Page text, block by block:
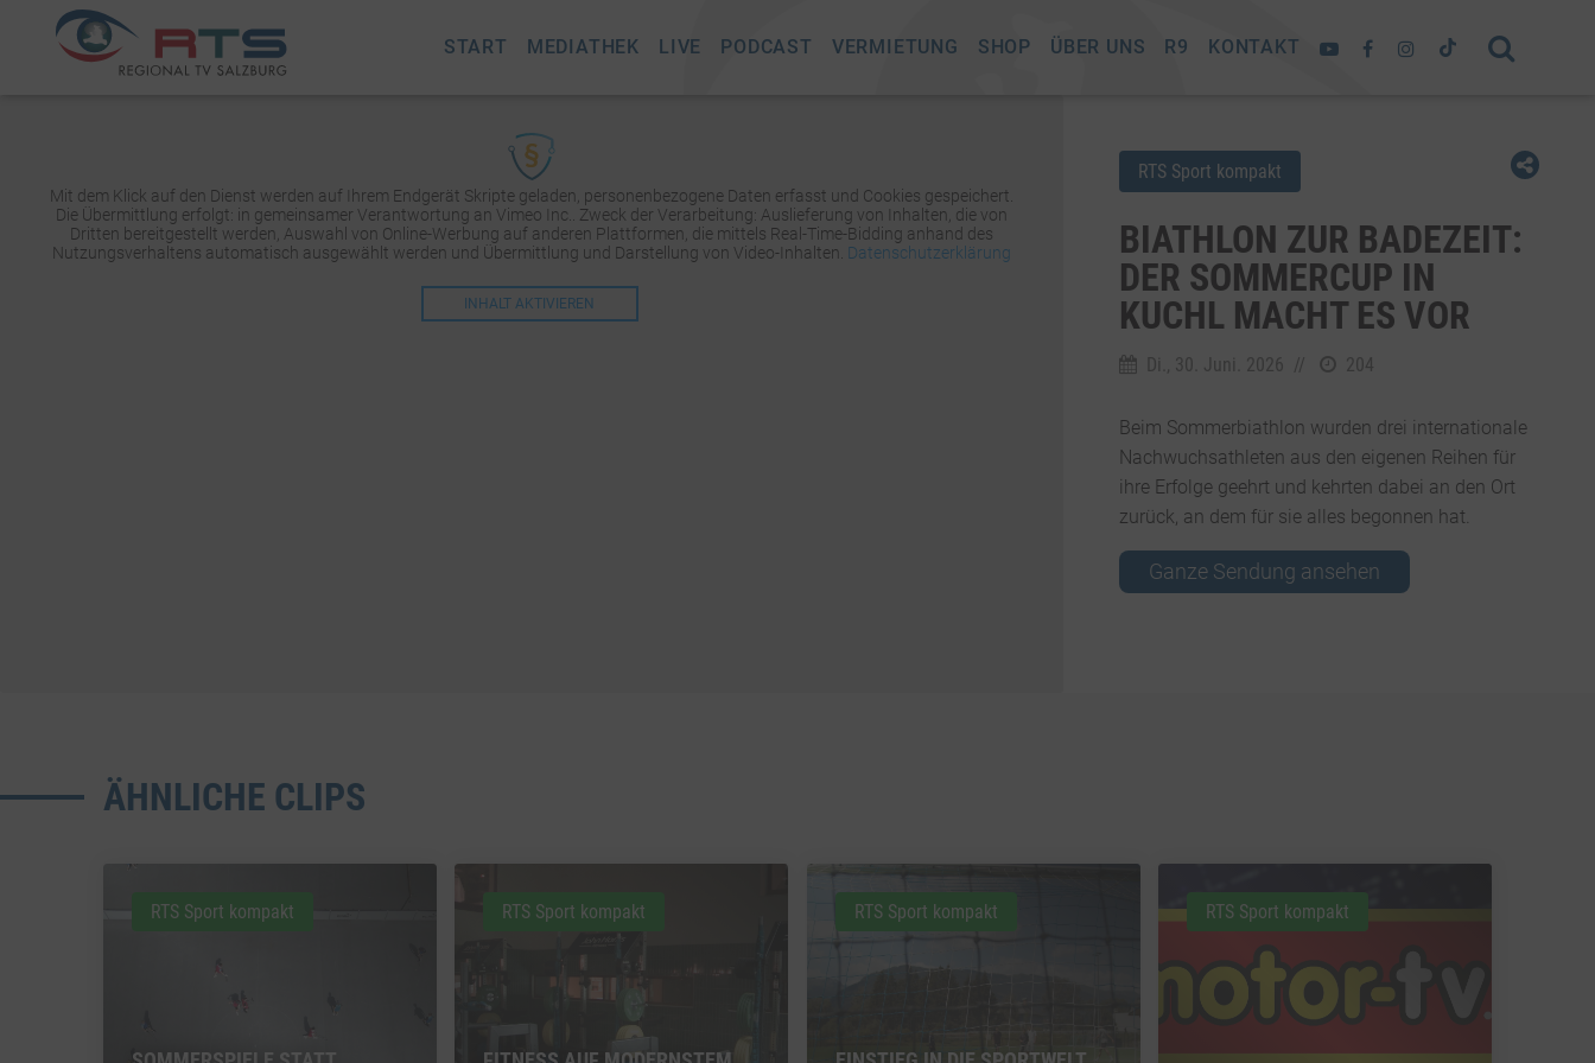
START MEDIATHEK LIVE PODCAST VERMIETUNG SHOP ÜBER UNS R9 KONTAKT
Mit dem Klick auf den Dienst werden auf Ihrem Endgerät Skripte geladen, personenbezogene Daten erfasst und Cookies gespeichert.
Die Übermittlung erfolgt: in gemeinsamer Verantwortung an Vimeo Inc.. Zweck der Verarbeitung: Auslieferung von Inhalten, die von
Dritten bereitgestellt werden, Auswahl von Online-Werbung auf anderen Plattformen, die mittels Real-Time-Bidding anhand des
Nutzungsverhaltens automatisch ausgewählt werden und Übermittlung und Darstellung von Video-Inhalten. Datenschutzerklärung
INHALT AKTIVIEREN
RTS Sport kompakt
BIATHLON ZUR BADEZEIT:
DER SOMMERCUP IN
KUCHL MACHT ES VOR
Di., 30. Juni. 2026 // 204
Beim Sommerbiathlon wurden drei internationale
Nachwuchsathleten aus den eigenen Reihen für
ihre Erfolge geehrt und kehrten dabei an den Ort
zurück, an dem für sie alles begonnen hat.
Ganze Sendung ansehen
ÄHNLICHE CLIPS
RTS Sport kompakt RTS Sport kompakt RTS Sport kompakt RTS Sport kompakt